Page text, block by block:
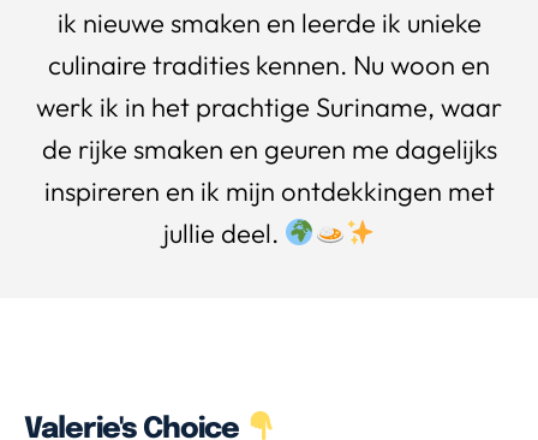
ik nieuwe smaken en leerde ik unieke
culinaire tradities kennen. Nu woon en
werk ik in het prachtige Suriname, waar
de rijke smaken en geuren me dagelijks
inspireren en ik mijn ontdekkingen met
jullie deel.
Valerie's Choice